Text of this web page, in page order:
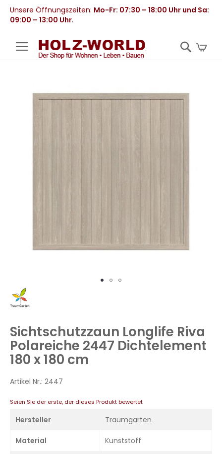
Unsere Öffnungszeiten: Mo-Fr: 07:30 – 18:00 Uhr und Sa:
09:00 – 13:00 Uhr.
Zum
Anfang
springen
Sichtschutzzaun Longlife Riva
Polareiche 2447 Dichtelement
180 x 180 cm
Artikel Nr.: 2447
Seien Sie der erste, der dieses Produkt bewertet
Hersteller Traumgarten
Material Kunststoff